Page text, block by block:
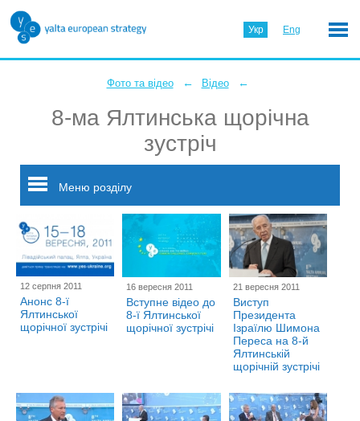
Укр Eng
Фото та відео ← Відео ←
8-ма Ялтинська щорічна
зустріч
Меню розділу
12 серпня 2011
Анонс 8-ї
Ялтинської
щорічної зустрічі
16 вересня 2011
Вступне відео до
8-ї Ялтинської
щорічної зустрічі
21 вересня 2011
Виступ
Президента
Ізраїлю Шимона
Переса на 8-й
Ялтинській
щорічній зустрічі